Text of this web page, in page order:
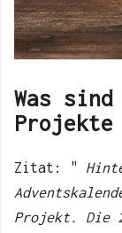
Was
Projekte
Zitat: "
Projekt. Die